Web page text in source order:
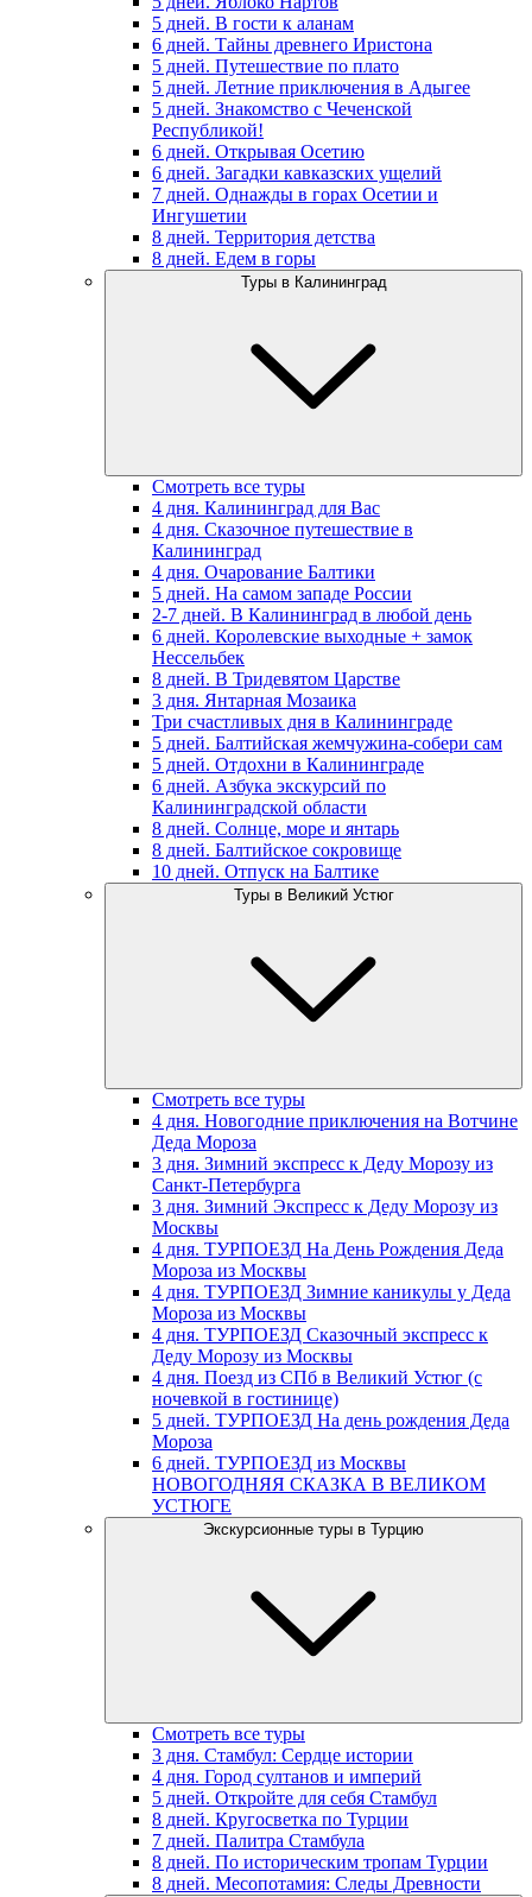
5 дней. В гости к аланам
6 дней. Тайны древнего Иристона
5 дней. Путешествие по плато
5 дней. Летние приключения в Адыгее
5 дней. Знакомство с Чеченской
Республикой!
6 дней. Открывая Осетию
6 дней. Загадки кавказских ущелий
7 дней. Однажды в горах Осетии и
Ингушетии
8 дней. Территория детства
8 дней. Едем в горы
Туры в Калининград
Смотреть все туры
4 дня. Калининград для Вас
4 дня. Сказочное путешествие в
Калининград
4 дня. Очарование Балтики
5 дней. На самом западе России
2-7 дней. В Калининград в любой день
6 дней. Королевские выходные + замок
Нессельбек
8 дней. В Тридевятом Царстве
3 дня. Янтарная Мозаика
Три счастливых дня в Калининграде
5 дней. Балтийская жемчужина-собери сам
5 дней. Отдохни в Калининграде
6 дней. Азбука экскурсий по
Калининградской области
8 дней. Солнце, море и янтарь
8 дней. Балтийское сокровище
10 дней. Отпуск на Балтике
Туры в Великий Устюг
Смотреть все туры
4 дня. Новогодние приключения на Вотчине
Деда Мороза
3 дня. Зимний экспресс к Деду Морозу из
Санкт-Петербурга
3 дня. Зимний Экспресс к Деду Морозу из
Москвы
4 дня. ТУРПОЕЗД На День Рождения Деда
Мороза из Москвы
4 дня. ТУРПОЕЗД Зимние каникулы у Деда
Мороза из Москвы
4 дня. ТУРПОЕЗД Сказочный экспресс к
Деду Морозу из Москвы
4 дня. Поезд из СПб в Великий Устюг (с
ночевкой в гостинице)
5 дней. ТУРПОЕЗД На день рождения Деда
Мороза
6 дней. ТУРПОЕЗД из Москвы
НОВОГОДНЯЯ СКАЗКА В ВЕЛИКОМ
УСТЮГЕ
Экскурсионные туры в Турцию
Смотреть все туры
3 дня. Стамбул: Сердце истории
4 дня. Город султанов и империй
5 дней. Откройте для себя Стамбул
8 дней. Кругосветка по Турции
7 дней. Палитра Стамбула
8 дней. По историческим тропам Турции
8 дней. Месопотамия: Следы Древности